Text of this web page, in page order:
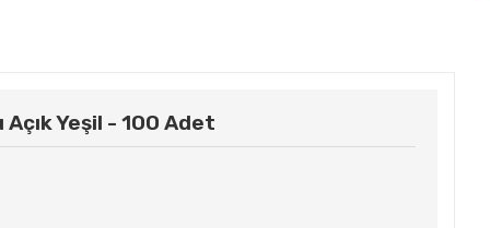
Yeşil - 100 Adet